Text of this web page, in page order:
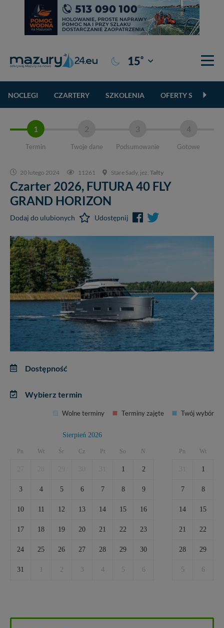
15° Giżycko
NOCLEGI CZARTERY SZKOLENIA OFERTY
1
Termin
2
Twoje dane
3
Podsumowanie
4
Gotowe
20 lutego 2024 11261 Stare Sady, jez. Tałty
Czarter 2026, FUTURA 40 FLY
GRAND HORIZON
Dodaj do ulubionych Udostępnij
Dostępność
Wybierz termin
Wolne terminy Terminy zajęte Twój wybór
Sierpień 2026
Pn Wt Śr Cz Pt So N
1 2
3 4 5 6 7 8 9
10 11 12 13 14 15 16
17 18 19 20 21 22 23
24 25 26 27 28 29 30
31 1 2 3 4 5 6
Pn Wt
1
7 8
14 15
21 22
28 29
5 6